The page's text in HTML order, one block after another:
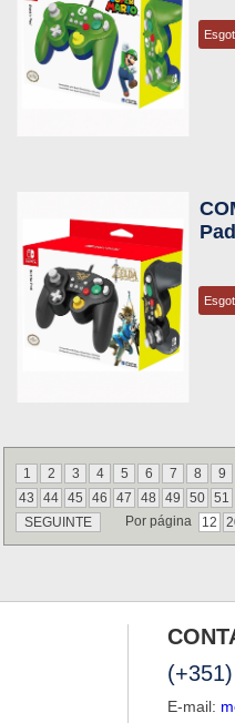
1 2 3 4 5 6 7 8
9
43
44 45 46 47 48 49 50 51
SEGUINTE
Por página 12
E-mail: